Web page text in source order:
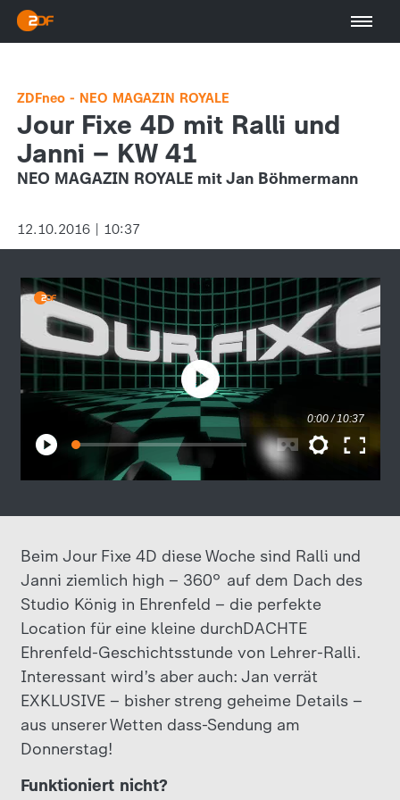
ZDFneo - NEO MAGAZIN ROYALE
Jour Fixe 4D mit Ralli und
Janni – KW 41
NEO MAGAZIN ROYALE mit Jan Böhmermann
12.10.2016 | 10:37
Beim Jour Fixe 4D diese Woche sind Ralli und
Janni ziemlich high – 360° auf dem Dach des
Studio König in Ehrenfeld – die perfekte
Location für eine kleine durchDACHTE
Ehrenfeld-Geschichtsstunde von Lehrer-Ralli.
Interessant wird’s aber auch: Jan verrät
EXKLUSIVE – bisher streng geheime Details –
aus unserer Wetten dass-Sendung am
Donnerstag!
Funktioniert nicht?